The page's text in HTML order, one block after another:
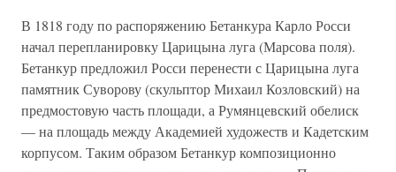
В 1818 году по распоряжению Бетанкура Карло Росси
начал перепланировку Царицына луга (Марсова поля).
Бетанкур предложил Росси перенести с Царицына луга
памятник Суворову (скульптор Михаил Козловский) на
предмостовую часть площади, а Румянцевский обелиск
— на площадь между Академией художеств и Кадетским
корпусом. Таким образом Бетанкур композиционно